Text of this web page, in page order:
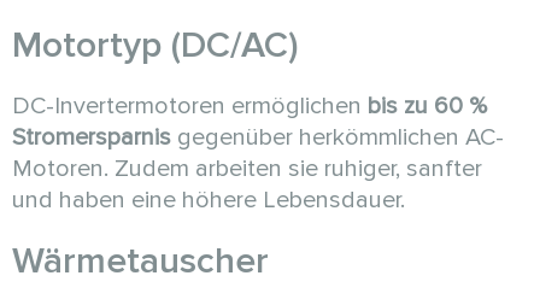
Motortyp (DC/AC)
DC-Invertermotoren ermöglichen bis zu 60 %
Stromersparnis gegenüber herkömmlichen AC-
Motoren. Zudem arbeiten sie ruhiger, sanfter
und haben eine höhere Lebensdauer.
Wärmetauscher